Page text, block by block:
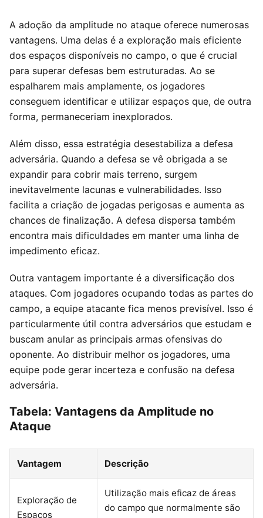
A adoção da amplitude no ataque oferece numerosas
vantagens. Uma delas é a exploração mais eficiente
dos espaços disponíveis no campo, o que é crucial
para superar defesas bem estruturadas. Ao se
espalharem mais amplamente, os jogadores
conseguem identificar e utilizar espaços que, de outra
forma, permaneceriam inexplorados.
Além disso, essa estratégia desestabiliza a defesa
adversária. Quando a defesa se vê obrigada a se
expandir para cobrir mais terreno, surgem
inevitavelmente lacunas e vulnerabilidades. Isso
facilita a criação de jogadas perigosas e aumenta as
chances de finalização. A defesa dispersa também
encontra mais dificuldades em manter uma linha de
impedimento eficaz.
Outra vantagem importante é a diversificação dos
ataques. Com jogadores ocupando todas as partes do
campo, a equipe atacante fica menos previsível. Isso é
particularmente útil contra adversários que estudam e
buscam anular as principais armas ofensivas do
oponente. Ao distribuir melhor os jogadores, uma
equipe pode gerar incerteza e confusão na defesa
adversária.
Tabela: Vantagens da Amplitude no
Ataque
Vantagem Descrição
Exploração de
Espaços
Utilização mais eficaz de áreas
do campo que normalmente são